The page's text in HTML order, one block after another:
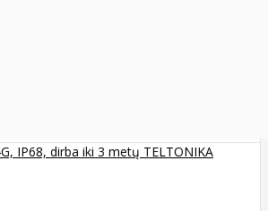
IP68, dirba iki 3 metų TELTONIKA